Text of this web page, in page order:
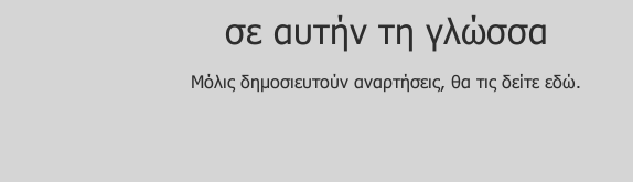
σε αυτήν τη γλώσσα
Μόλις δημοσιευτούν αναρτήσεις, θα τις δείτε εδώ.